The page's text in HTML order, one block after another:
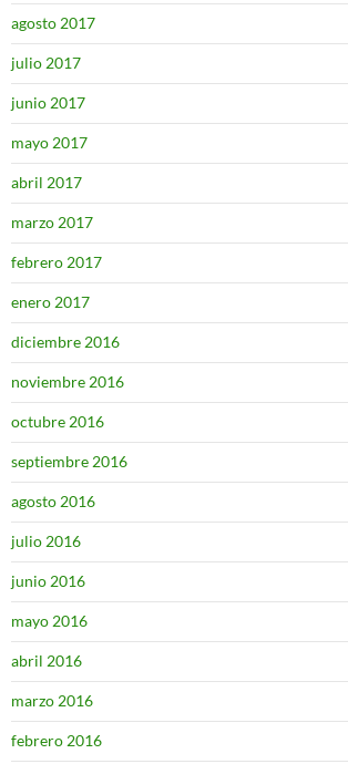
agosto 2017
julio 2017
junio 2017
mayo 2017
abril 2017
marzo 2017
febrero 2017
enero 2017
diciembre 2016
noviembre 2016
octubre 2016
septiembre 2016
agosto 2016
julio 2016
junio 2016
mayo 2016
abril 2016
marzo 2016
febrero 2016